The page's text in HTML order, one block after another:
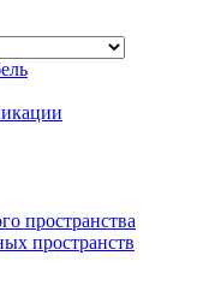
пространства
пространств